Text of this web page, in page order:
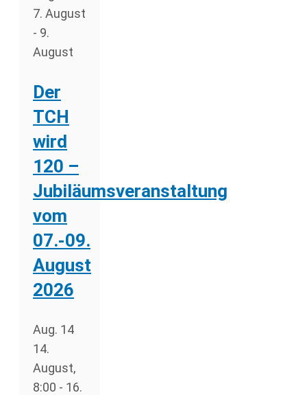
7. August
- 9.
August
Der
TCH
wird
120 –
Jubiläumsveranstaltung
vom
07.-09.
August
2026
Aug. 14
14.
August,
8:00 - 16.